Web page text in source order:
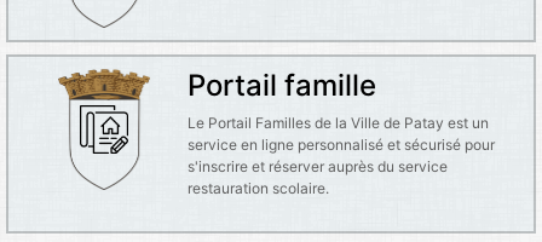
Portail famille
Le Portail Familles de la Ville de Patay est un
service en ligne personnalisé et sécurisé pour
s'inscrire et réserver auprès du service
restauration scolaire.